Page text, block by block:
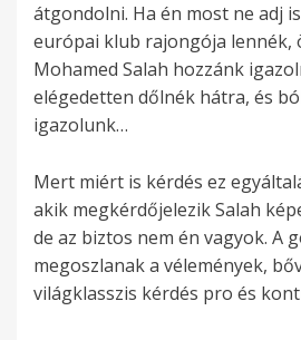
átgondolni. Ha én most ne adj
európai klub rajongója lennék,
Mohamed Salah hozzánk
elégedetten dőlnék hátra, és
igazolunk…
Mert miért is kérdés ez
akik megkérdőjelezik Salah
de az biztos nem én vagyok. A
megoszlanak a vélemények,
világklasszis kérdés pro és